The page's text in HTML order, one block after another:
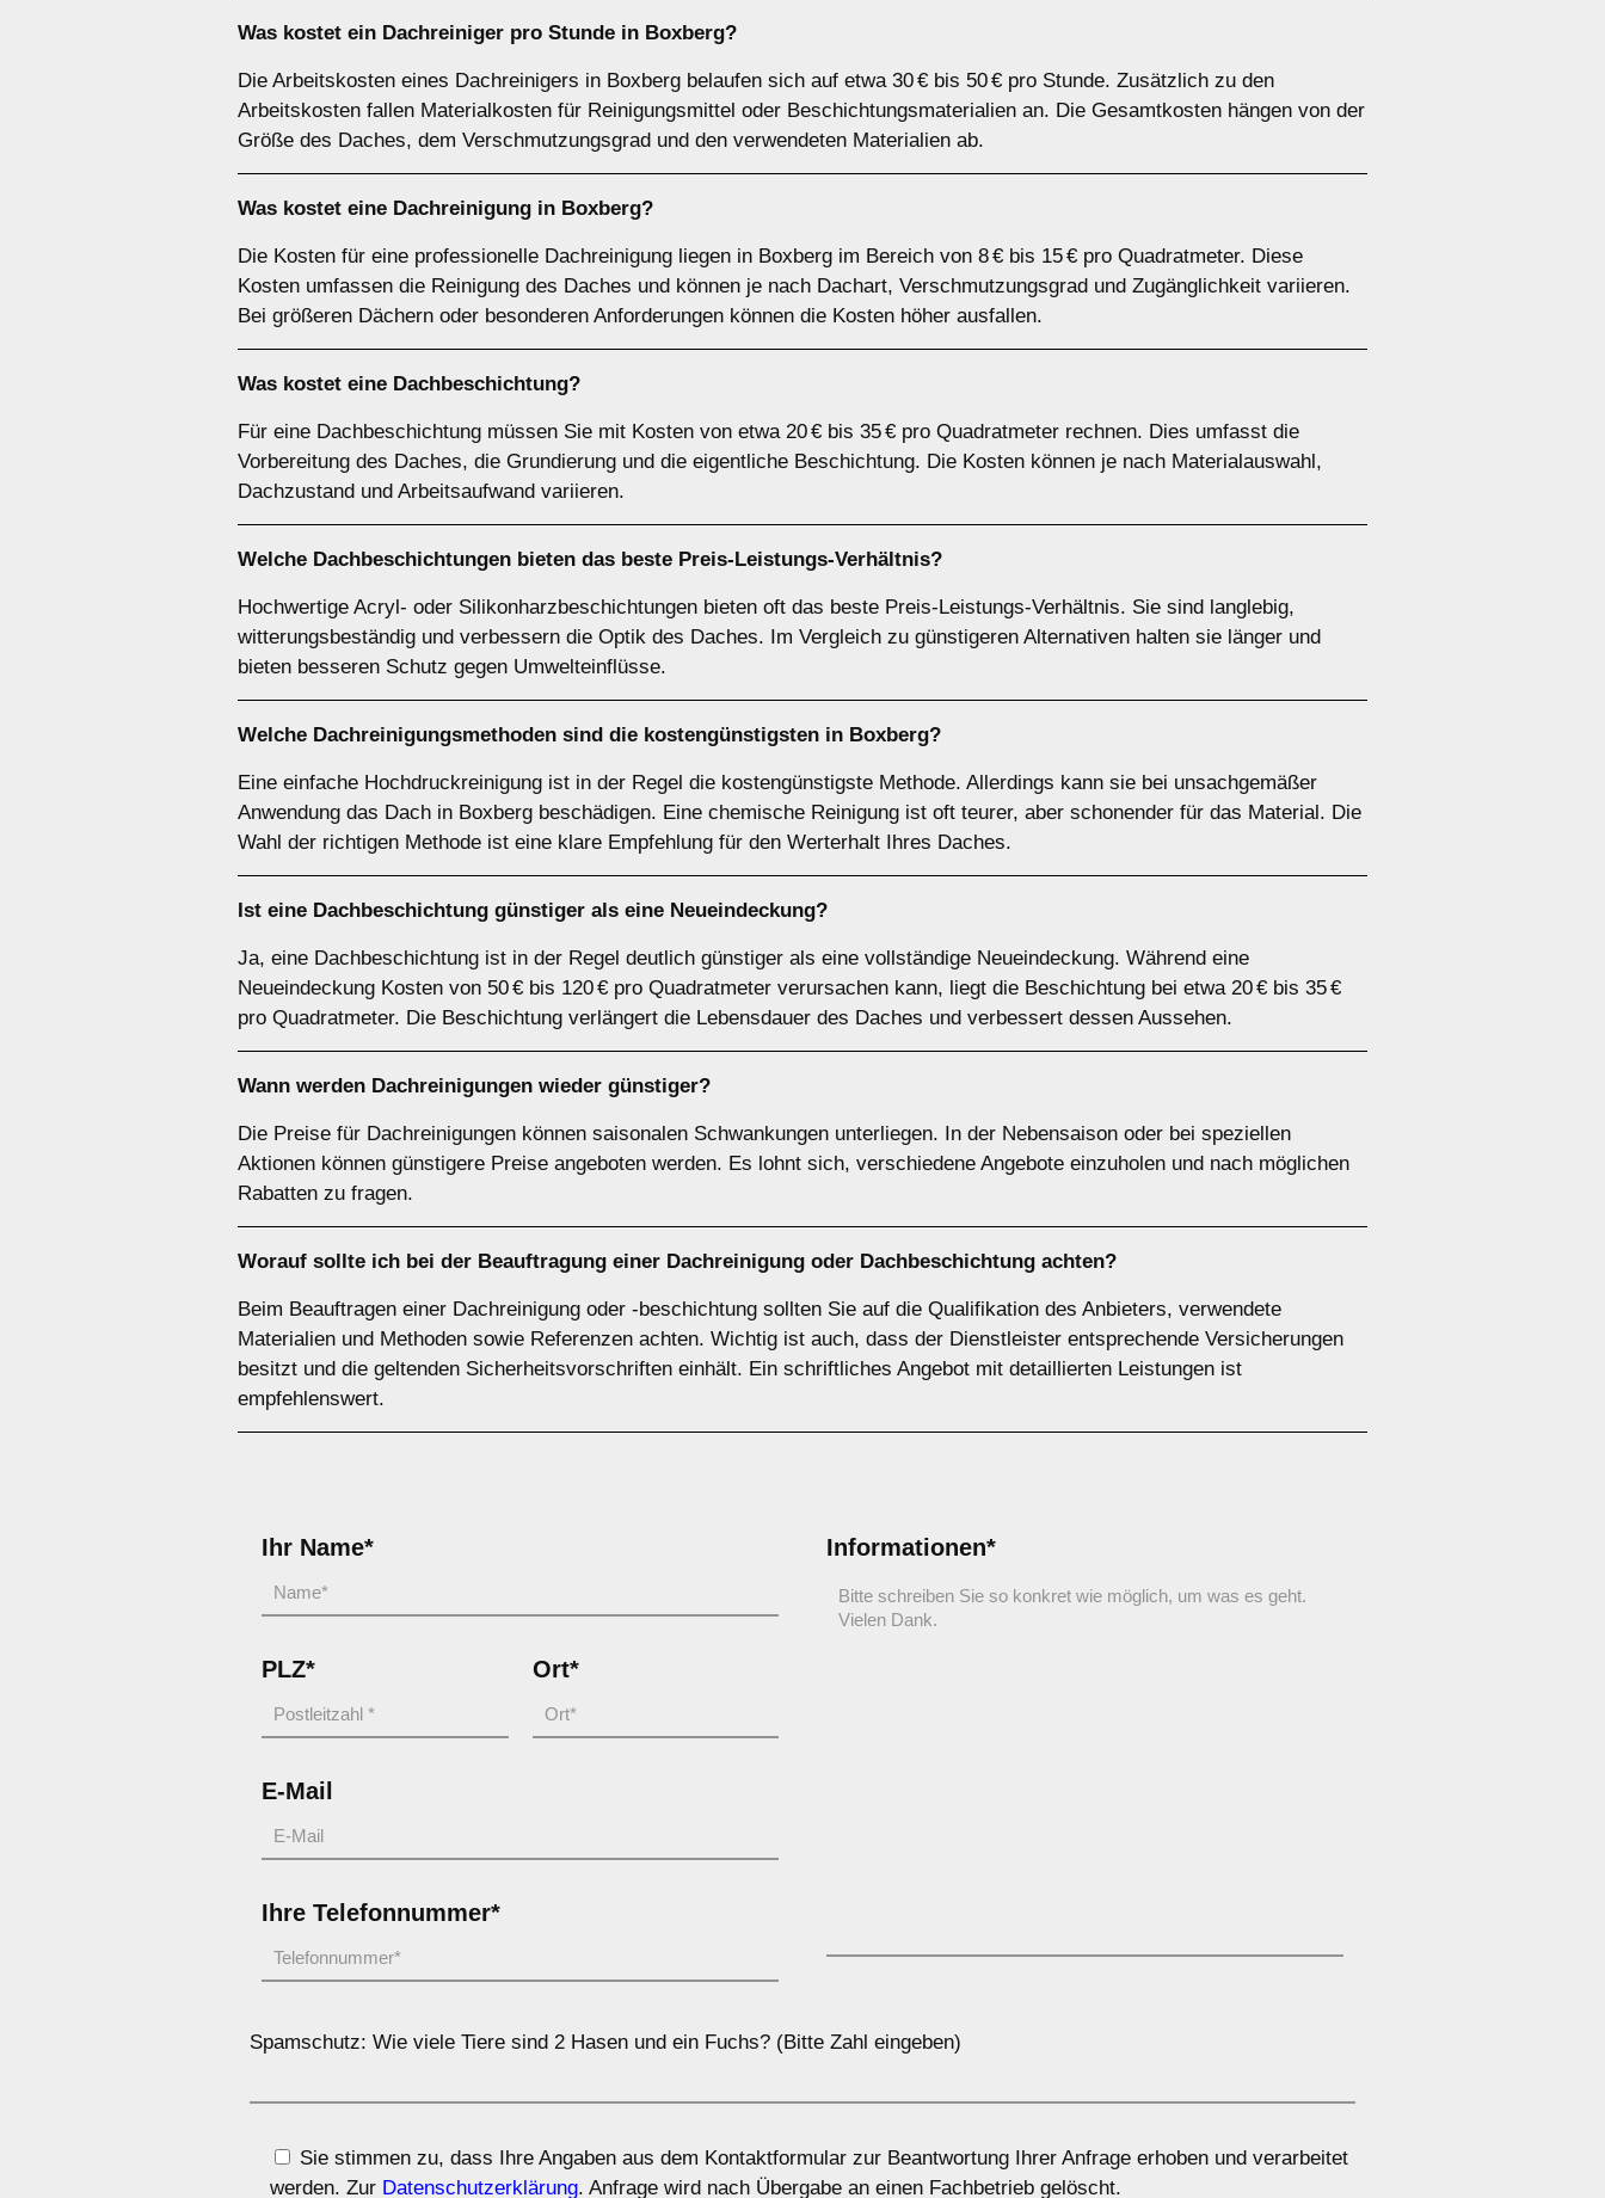
Was kostet ein Dachreiniger pro Stunde in Boxberg?
Die Arbeitskosten eines Dachreinigers in Boxberg belaufen sich auf etwa 30 € bis 50 € pro Stunde. Zusätzlich zu den
Arbeitskosten fallen Materialkosten für Reinigungsmittel oder Beschichtungsmaterialien an. Die Gesamtkosten hängen von der
Größe des Daches, dem Verschmutzungsgrad und den verwendeten Materialien ab.
Was kostet eine Dachreinigung in Boxberg?
Die Kosten für eine professionelle Dachreinigung liegen in Boxberg im Bereich von 8 € bis 15 € pro Quadratmeter. Diese
Kosten umfassen die Reinigung des Daches und können je nach Dachart, Verschmutzungsgrad und Zugänglichkeit variieren.
Bei größeren Dächern oder besonderen Anforderungen können die Kosten höher ausfallen.
Was kostet eine Dachbeschichtung?
Für eine Dachbeschichtung müssen Sie mit Kosten von etwa 20 € bis 35 € pro Quadratmeter rechnen. Dies umfasst die
Vorbereitung des Daches, die Grundierung und die eigentliche Beschichtung. Die Kosten können je nach Materialauswahl,
Dachzustand und Arbeitsaufwand variieren.
Welche Dachbeschichtungen bieten das beste Preis-Leistungs-Verhältnis?
Hochwertige Acryl- oder Silikonharzbeschichtungen bieten oft das beste Preis-Leistungs-Verhältnis. Sie sind langlebig,
witterungsbeständig und verbessern die Optik des Daches. Im Vergleich zu günstigeren Alternativen halten sie länger und
bieten besseren Schutz gegen Umwelteinflüsse.
Welche Dachreinigungsmethoden sind die kostengünstigsten in Boxberg?
Eine einfache Hochdruckreinigung ist in der Regel die kostengünstigste Methode. Allerdings kann sie bei unsachgemäßer
Anwendung das Dach in Boxberg beschädigen. Eine chemische Reinigung ist oft teurer, aber schonender für das Material. Die
Wahl der richtigen Methode ist eine klare Empfehlung für den Werterhalt Ihres Daches.
Ist eine Dachbeschichtung günstiger als eine Neueindeckung?
Ja, eine Dachbeschichtung ist in der Regel deutlich günstiger als eine vollständige Neueindeckung. Während eine
Neueindeckung Kosten von 50 € bis 120 € pro Quadratmeter verursachen kann, liegt die Beschichtung bei etwa 20 € bis 35 €
pro Quadratmeter. Die Beschichtung verlängert die Lebensdauer des Daches und verbessert dessen Aussehen.
Wann werden Dachreinigungen wieder günstiger?
Die Preise für Dachreinigungen können saisonalen Schwankungen unterliegen. In der Nebensaison oder bei speziellen
Aktionen können günstigere Preise angeboten werden. Es lohnt sich, verschiedene Angebote einzuholen und nach möglichen
Rabatten zu fragen.
Worauf sollte ich bei der Beauftragung einer Dachreinigung oder Dachbeschichtung achten?
Beim Beauftragen einer Dachreinigung oder -beschichtung sollten Sie auf die Qualifikation des Anbieters, verwendete
Materialien und Methoden sowie Referenzen achten. Wichtig ist auch, dass der Dienstleister entsprechende Versicherungen
besitzt und die geltenden Sicherheitsvorschriften einhält. Ein schriftliches Angebot mit detaillierten Leistungen ist
empfehlenswert.
Ihr Name*
PLZ* Ort*
E-Mail
Ihre Telefonnummer*
Informationen*
Spamschutz: Wie viele Tiere sind 2 Hasen und ein Fuchs? (Bitte Zahl eingeben)
Sie stimmen zu, dass Ihre Angaben aus dem Kontaktformular zur Beantwortung Ihrer Anfrage erhoben und verarbeitet
werden. Zur Datenschutzerklärung. Anfrage wird nach Übergabe an einen Fachbetrieb gelöscht.